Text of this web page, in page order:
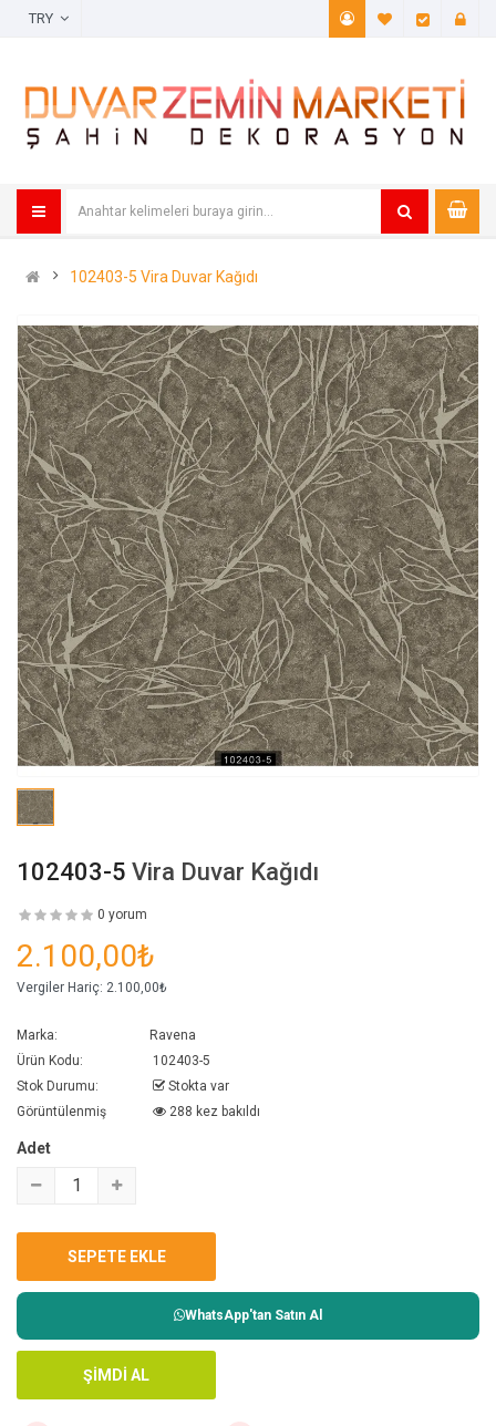
A. Listem
102403-5 Vira Duvar Kağıdı
102403-5 Vira Duvar Kağıdı
0 yorum
2.100,00₺
Vergiler Hariç: 2.100,00₺
Marka:
Ravena
Ürün Kodu:
102403-5
Stok Durumu:
Stokta var
Görüntülenmiş
288 kez bakıldı
Adet
WhatsApp'tan Satın Al